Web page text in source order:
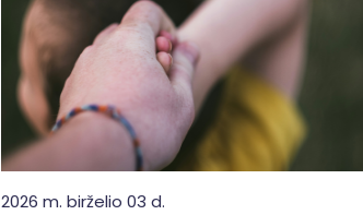
2026 m. birželio 03 d.